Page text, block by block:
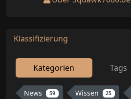
Klassifizierung
Kategorien Tags
News 59 Wissen 25